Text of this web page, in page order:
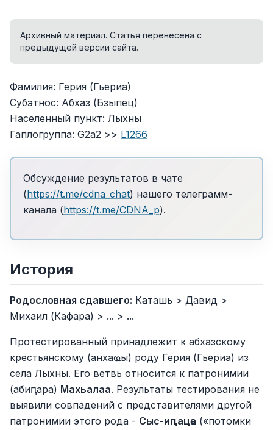
Архивный материал. Статья перенесена с
предыдущей версии сайта.
Фамилия: Герия (Гьериа)
Субэтнос: Абхаз (Бзыпец)
Населенный пункт: Лыхны
Гаплогруппа: G2a2 >> L1266
Обсуждение результатов в чате
(https://t.me/cdna_chat) нашего телеграмм-
канала (https://t.me/CDNA_p).
История
Родословная сдавшего: Кәаташь > Давид >
Михаил (Кафара) > ... > ...
Протестированный принадлежит к абхазскому
крестьянскому (анхаҩы) роду Герия (Гьериа) из
села Лыхны. Его ветвь относится к патронимии
(абиԥара) Махьалаа. Результаты тестирования не
выявили совпадений с представителями другой
патронимии этого рода - Сыс-иԥацәа («потомки